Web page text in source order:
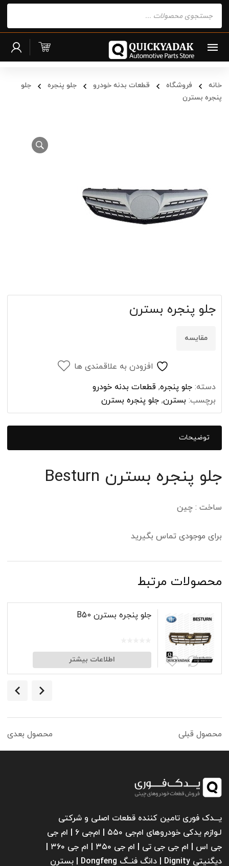
search
خانه فروشگاه قطعات بدنه خودرو جلو پنجره
جلو
پنجره بسترن
جلو پنجره بسترن
مقایسه
افزودن به علاقمندی ها
دسته: جلو پنجره, قطعات بدنه خودرو
برچسب: بسترن, جلو پنجره بسترن
توضیحات
جلو پنجره بسترن Besturn
ساخت : چین
برای موجودی تماس بگیرید
محصولات مرتبط
جلو پنجره بسترن B50
اطلاعات بیشتر
محصول قبلی محصول بعدی
یـــدک فوری تامین کننده قطعات اصلی و شرکتی
لـوازم یدکی خودروهای ام‌جی ۵۵۰ | ام‌جی ۶ | ام جی
دیگنیتی Dignity | دانگ فنــگ Dongfeng | بسترن